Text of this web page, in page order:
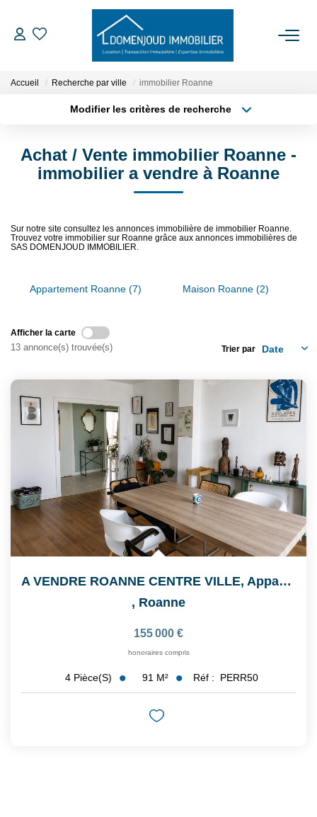
ACHETER
LOUER
NOTRE AGENCE
Nos Services
CONTACT
EN
Accueil Recherche par ville immobilier Roanne
Modifier les critères de recherche
Sélectionnez...
Type de bien
Surface min
Créer une alerte
Achat / Vente immobilier Roanne -
immobilier a vendre à Roanne
Sur notre site consultez les annonces immobilière de immobilier Roanne.
Trouvez votre immobilier sur Roanne grâce aux annonces immobilières de
SAS DOMENJOUD IMMOBILIER.
Appartement Roanne (7) Maison Roanne (2)
Afficher la carte
13 annonce(s) trouvée(s) Trier par
A VENDRE ROANNE CENTRE VILLE, Appartement De Type 4 De...
, Roanne
155 000 €
honoraires compris
4 Pièce(s) 91 M² Réf : PERR50